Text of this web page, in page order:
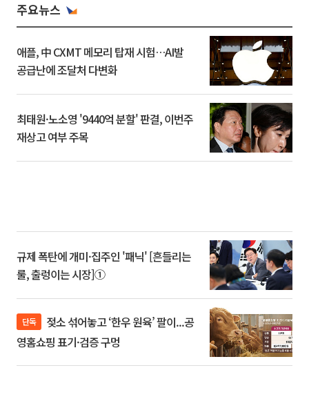
주요뉴스
애플, 中 CXMT 메모리 탑재 시험…AI발
공급난에 조달처 다변화
최태원·노소영 '9440억 분할' 판결, 이번주
재상고 여부 주목
규제 폭탄에 개미·집주인 '패닉' [흔들리는
룰, 출렁이는 시장]①
단독
영홈쇼핑 표기·검증 구멍